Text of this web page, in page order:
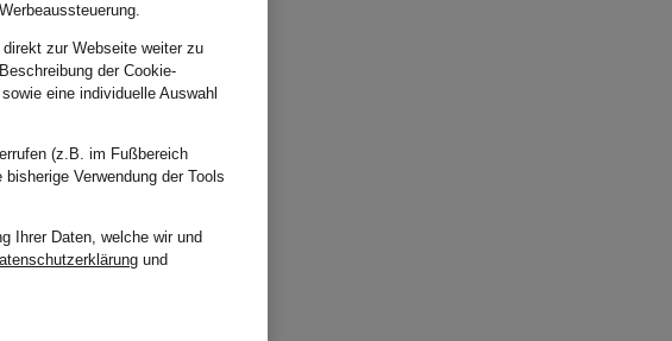
zur Webseite weiter zu
der Cookie-
eine individuelle Auswahl
(z.B. im Fußbereich
Verwendung der Tools
Ihrer Daten, welche wir und
und